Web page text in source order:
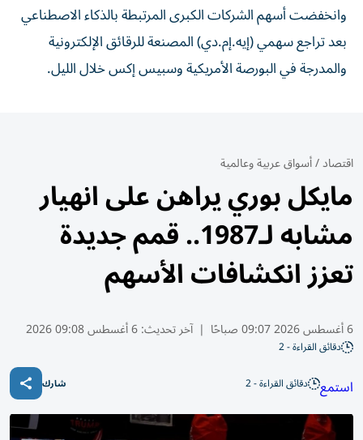
وانخفضت أسهم الشركات الكبرى المرتبطة بالذكاء الاصطناعي
بعد تراجع سهمي (إيه.إم.دي) المصنعة للرقائق الإلكترونية
والمدرجة في البورصة الأمريكية وسبيس إكس خلال الليل.
اقتصاد/أسواق عربية وعالمية
مايكل بوري يراهن على انهيار
مشابه لـ1987.. قمم جديدة
تعزز انكشافات الأسهم
6 أغسطس 2026 09:07 صباحًا | آخر تحديث:6 أغسطس 09:08 2026
دقائق القراءة - 2
استمع دقائق القراءة - 2 شارك